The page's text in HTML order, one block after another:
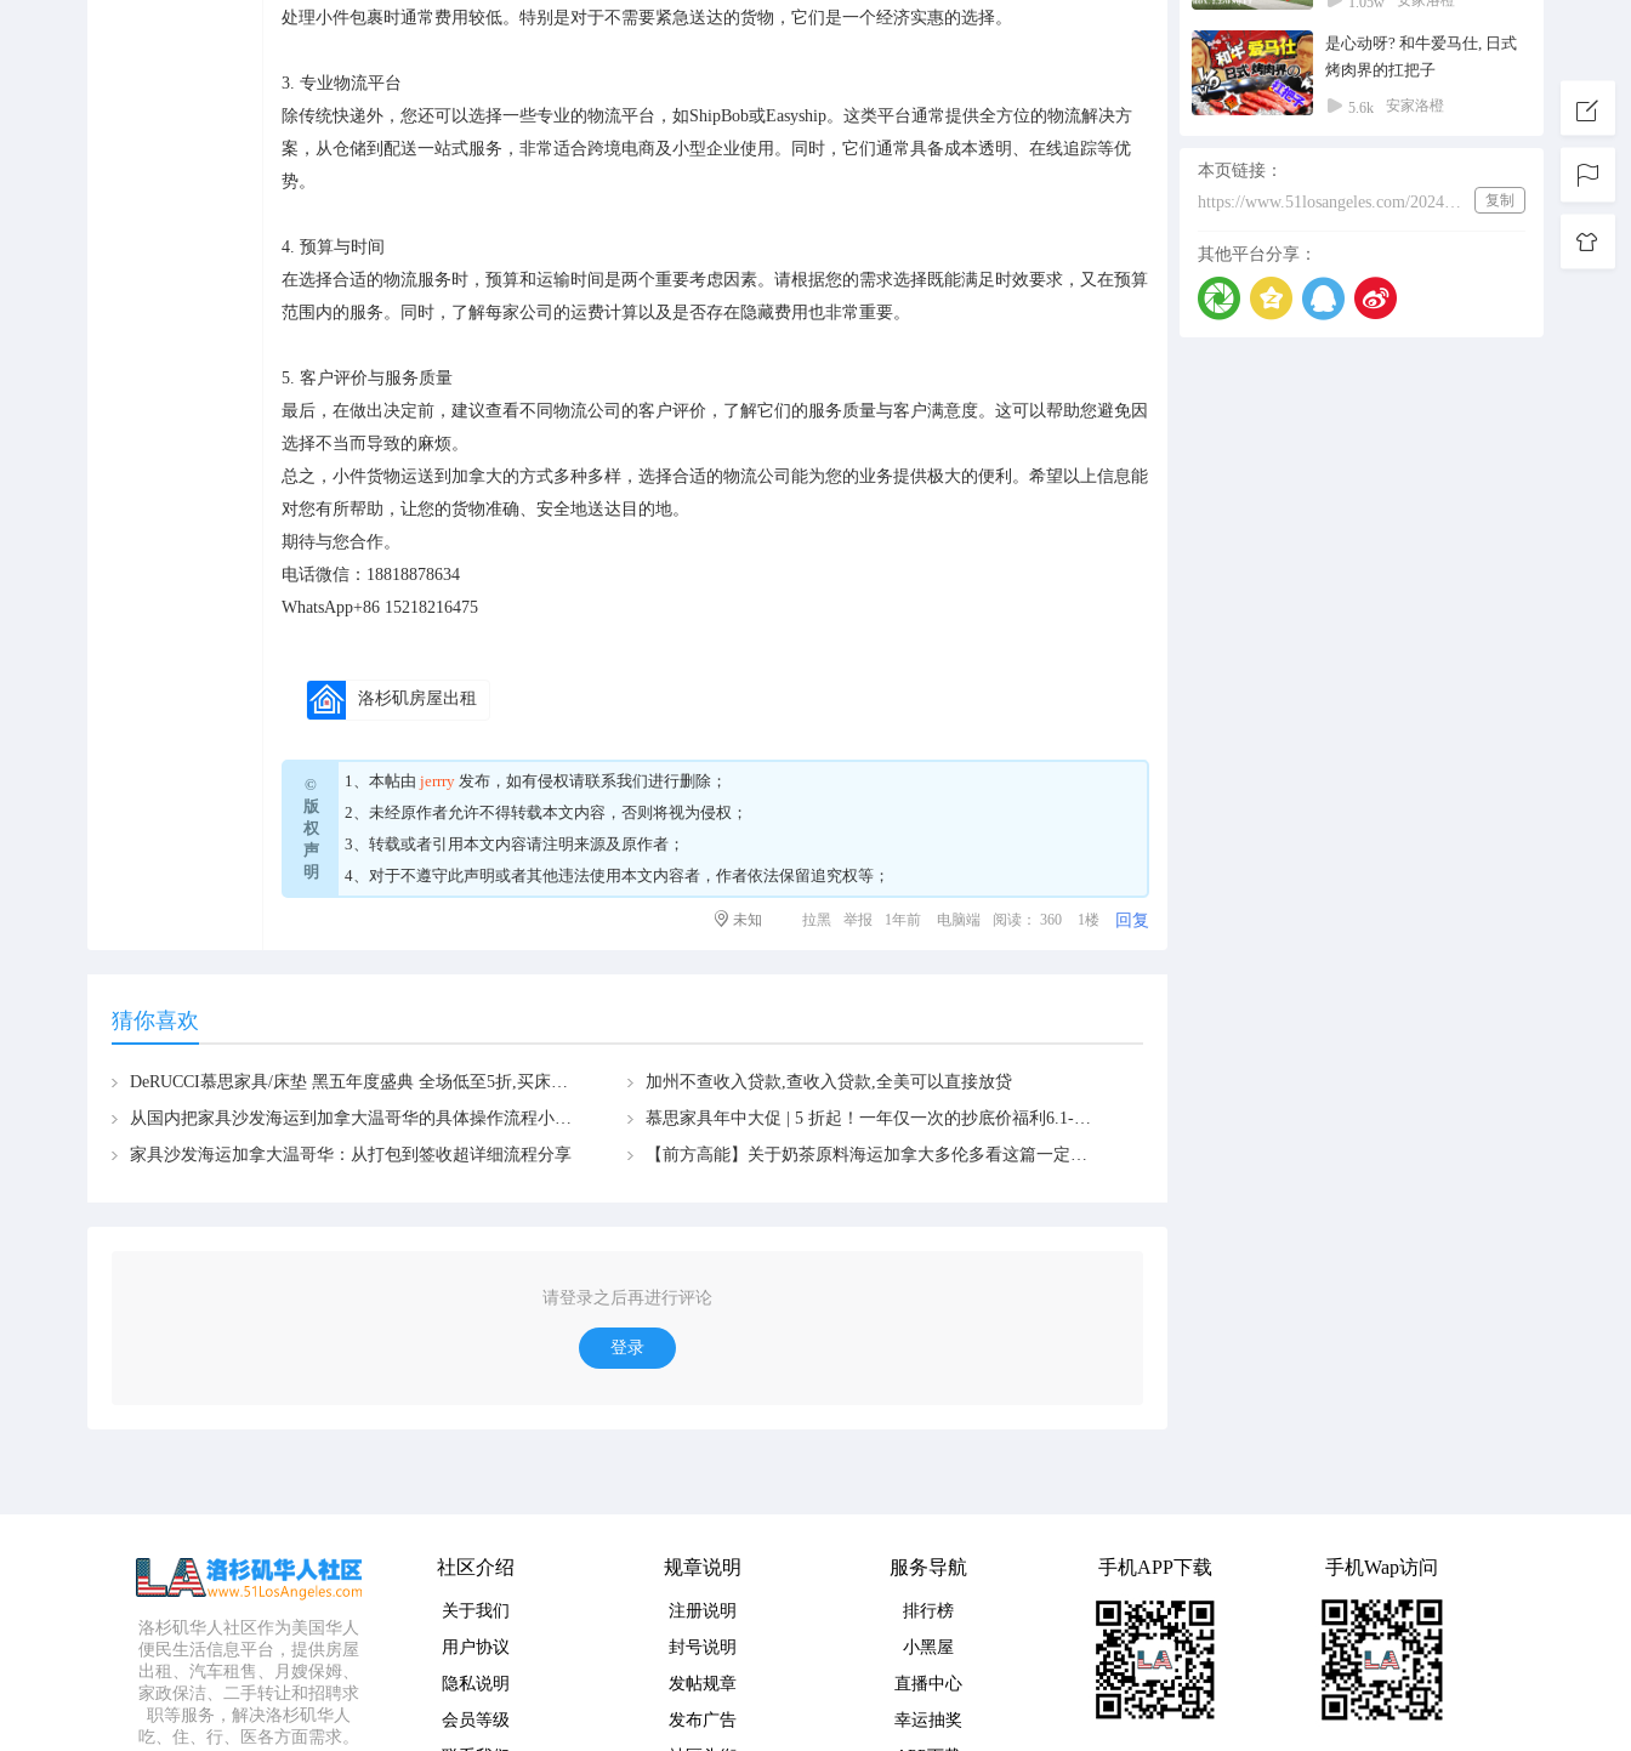
处理小件包裹时通常费用较低。特别是对于不需要紧急送达的货物，它们是一个经济实惠的选择。
3. 专业物流平台
除传统快递外，您还可以选择一些专业的物流平台，如ShipBob或Easyship。这类平台通常提供全方位的物流解决方
案，从仓储到配送一站式服务，非常适合跨境电商及小型企业使用。同时，它们通常具备成本透明、在线追踪等优
势。
4. 预算与时间
在选择合适的物流服务时，预算和运输时间是两个重要考虑因素。请根据您的需求选择既能满足时效要求，又在预算
范围内的服务。同时，了解每家公司的运费计算以及是否存在隐藏费用也非常重要。
5. 客户评价与服务质量
最后，在做出决定前，建议查看不同物流公司的客户评价，了解它们的服务质量与客户满意度。这可以帮助您避免因
选择不当而导致的麻烦。
总之，小件货物运送到加拿大的方式多种多样，选择合适的物流公司能为您的业务提供极大的便利。希望以上信息能
对您有所帮助，让您的货物准确、安全地送达目的地。
期待与您合作。
电话微信： 18818878634
WhatsApp+86 15218216475
洛杉矶房屋出租
©
版
权
声
明
1、本帖由 jerrry 发布，如有侵权请联系我们进行删除；
2、未经原作者允许不得转载本文内容，否则将视为侵权；
3、转载或者引用本文内容请注明来源及原作者；
4、对于不遵守此声明或者其他违法使用本文内容者，作者依法保留追究权等；
未知 拉黑 举报 1年前 电脑端 阅读： 360 1楼 回复
猜你喜欢
DeRUCCI慕思家具/床垫 黑五年度盛典 全场低至5折,买床垫送床架、豪礼多重送！
加州不查收入贷款,查收入贷款,全美可以直接放贷
从国内把家具沙发海运到加拿大温哥华的具体操作流程小白教学
慕思家具年中大促 | 5 折起！一年仅一次的抄底价福利6.1-6.30洛杉矶专属
家具沙发海运加拿大温哥华：从打包到签收超详细流程分享
【前方高能】关于奶茶原料海运加拿大多伦多看这篇一定要收好→
请登录之后再进行评论
登录
是心动呀? 和牛爱马仕, 日式
烤肉界的扛把子
5.6k 安家洛橙
本页链接：
https://www.51losangeles.com/202431640
复制
其他平台分享：
洛杉矶华人社区作为美国华人
便民生活信息平台，提供房屋
出租、汽车租售、月嫂保姆、
家政保洁、二手转让和招聘求
职等服务，解决洛杉矶华人
吃、住、行、医各方面需求。
社区介绍
关于我们
用户协议
隐私说明
会员等级
规章说明
注册说明
封号说明
发帖规章
发布广告
服务导航
排行榜
小黑屋
直播中心
幸运抽奖
手机APP下载 手机Wap访问